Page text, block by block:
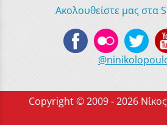
Ακολουθείστε μας στα
Copyright © 2009 - 2026